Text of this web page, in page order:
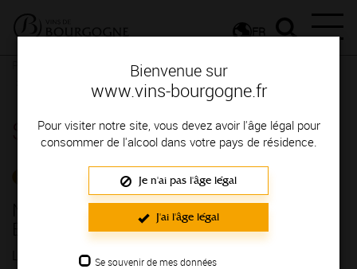
Bienvenue sur
www.vins-bourgogne.fr
Pour visiter notre site, vous devez avoir l'âge légal pour
consommer de l'alcool dans votre pays de résidence.
Je n'ai pas l'âge légal
J'ai l'âge légal
Se souvenir de mes données
FR
Communiqués de presse - Communiqués de presse
Nouveauté à la Cité de Beaune : le « Billet Expérience »
Salle de presse
COMMUNIQUÉS DE PRESSE
Nouveauté à la Cité de Beaune : le « Billet
Expérience »
LE 05/06/2026